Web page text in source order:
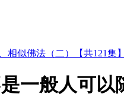
相似佛法（二）【共121集】
一般人可以